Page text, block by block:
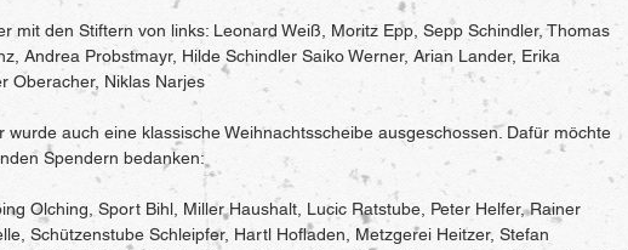
mit den Stiftern von links: Leonard Weiß, Moritz Epp, Sepp Schindler, Thomas
Andrea Probstmayr, Hilde Schindler Saiko Werner, Arian Lander, Erika
Oberacher, Niklas Narjes
wurde auch eine klassische Weihnachtsscheibe ausgeschossen. Dafür möchte
Spendern bedanken:
Olching, Sport Bihl, Miller Haushalt, Lucic Ratstube, Peter Helfer, Rainer
Schützenstube Schleipfer, Hartl Hofladen, Metzgerei Heitzer, Stefan